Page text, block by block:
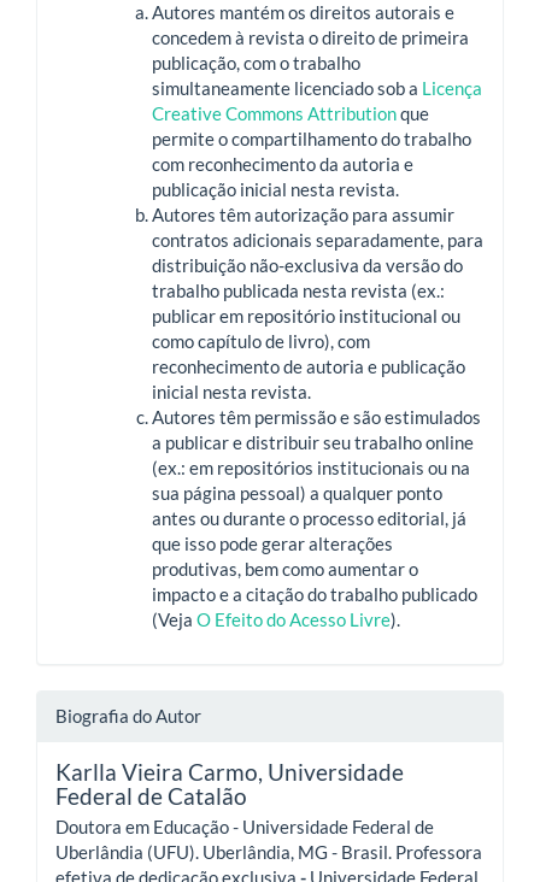
Autores mantém os direitos autorais e
concedem à revista o direito de primeira
publicação, com o trabalho
simultaneamente licenciado sob a Licença
Creative Commons Attributionque
permite o compartilhamento do trabalho
com reconhecimento da autoria e
publicação inicial nesta revista.
Autores têm autorização para assumir
contratos adicionais separadamente, para
distribuição não-exclusiva da versão do
trabalho publicada nesta revista (ex.:
publicar em repositório institucional ou
como capítulo de livro), com
reconhecimento de autoria e publicação
inicial nesta revista.
Autores têm permissão e são estimulados
a publicar e distribuir seu trabalho online
(ex.: em repositórios institucionais ou na
sua página pessoal) a qualquer ponto
antes ou durante o processo editorial, já
que isso pode gerar alterações
produtivas, bem como aumentar o
impacto e a citação do trabalho publicado
(Veja O Efeito do Acesso Livre).
Biografia do Autor
Karlla Vieira Carmo, Universidade
Federal de Catalão
Doutora em Educação - Universidade Federal de
Uberlândia (UFU). Uberlândia, MG - Brasil. Professora
efetiva de dedicação exclusiva - Universidade Federal